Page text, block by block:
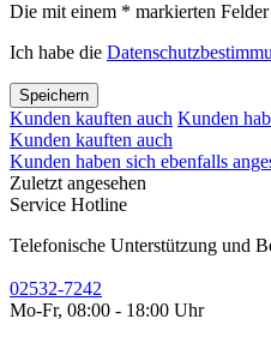
Die mit einem * markierten
Ich habe die
Speichern
Kunden kauften auch Kunden
Kunden kauften auch
Kunden haben sich ebenfalls
Zuletzt angesehen
Service Hotline
Telefonische Unterstützung und
02532-7242
Mo-Fr, 08:00 - 18:00 Uhr